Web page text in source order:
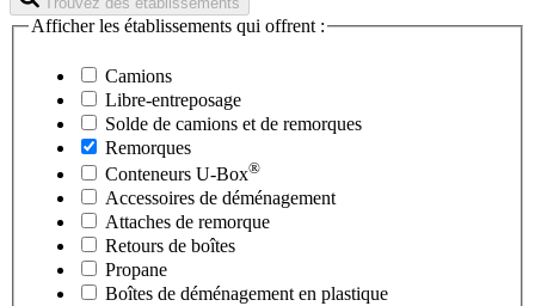
Afficher les établissements qui offrent :
Camions
Libre-entreposage
Solde de camions et de remorques
Remorques
Conteneurs U-Box®
Accessoires de déménagement
Attaches de remorque
Retours de boîtes
Propane
Boîtes de déménagement en plastique